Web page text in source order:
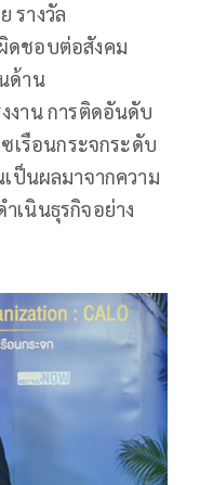
รางวัล
ดชอบต่อสังคม
ด้าน
งาน การติดอันดับ
เรือนกระจกระดับ
ป็นผลมาจากความ
เนินธุรกิจอย่าง